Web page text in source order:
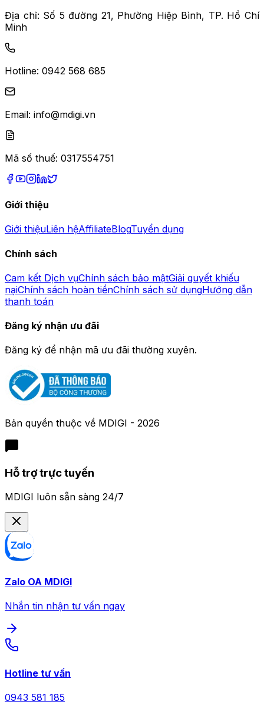
Địa chỉ: Số 5 đường 21, Phường Hiệp Bình, TP. Hồ Chí
Minh
Hotline: 0942 568 685
Email: info@mdigi.vn
Mã số thuế: 0317554751
Giới thiệu
Giới thiệuLiên hệAffiliateBlogTuyển dụng
Chính sách
Cam kết Dịch vụChính sách bảo mậtGiải quyết khiếu
nạiChính sách hoàn tiềnChính sách sử dụngHướng dẫn
thanh toán
Đăng ký nhận ưu đãi
Đăng ký để nhận mã ưu đãi thường xuyên.
Bản quyền thuộc về MDIGI - 2026
Hỗ trợ trực tuyến
MDIGI luôn sẵn sàng 24/7
Zalo OA MDIGI
Nhắn tin nhận tư vấn ngay
Hotline tư vấn
0943 581 185